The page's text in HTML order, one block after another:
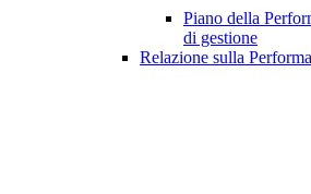
Piano della
di gestione
Relazione sulla